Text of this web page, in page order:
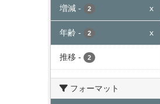
増減 - 2 x
年齢 - 2 x
推移 - 2
フォーマット